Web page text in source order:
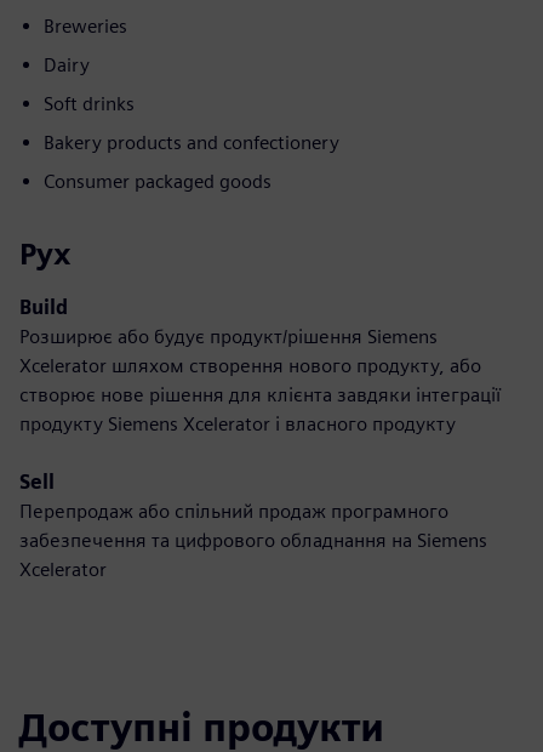
Breweries
Dairy
Soft drinks
Bakery products and confectionery
Consumer packaged goods
Рух
Build
Розширює або будує продукт/рішення Siemens
Xcelerator шляхом створення нового продукту, або
створює нове рішення для клієнта завдяки інтеграції
продукту Siemens Xcelerator і власного продукту
Sell
Перепродаж або спільний продаж програмного
забезпечення та цифрового обладнання на Siemens
Xcelerator
Доступні продукти